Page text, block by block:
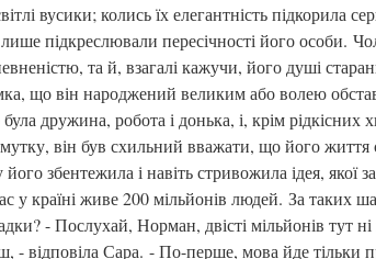
вусики; колись їх елегантність підкорила
підкреслювали пересічності його особи.
та й, взагалі кажучи, його душі
що він народжений великим або волею
дружина, робота і донька, і, крім рідкісних
він був схильний вважати, що його життя
збентежила і навіть стривожила ідея, якої
у країні живе 200 мільйонів людей. За таких
- Послухай, Норман, двісті мільйонів тут
- відповіла Сара. - По-перше, мова йде тільки